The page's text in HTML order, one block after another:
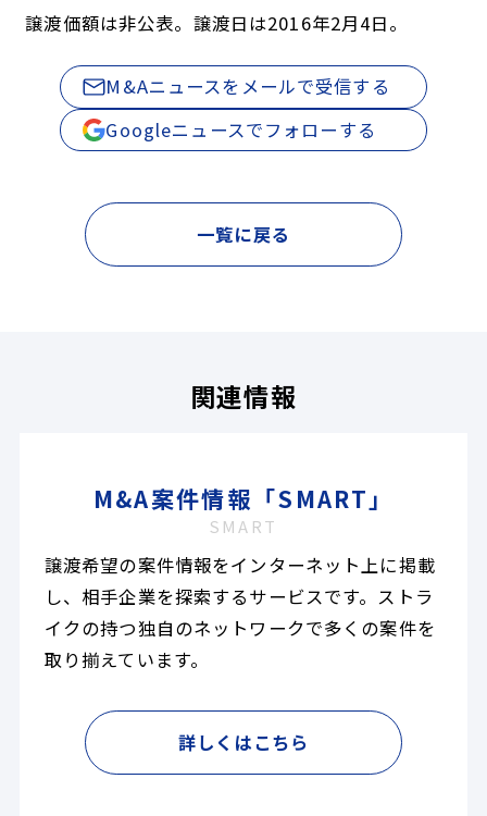
譲渡価額は非公表。譲渡日は2016年2月4日。
M&Aニュースをメールで受信する
Googleニュースでフォローする
一覧に戻る
関連情報
M&A案件情報「SMART」
SMART
譲渡希望の案件情報をインターネット上に掲載
し、相手企業を探索するサービスです。ストラ
イクの持つ独自のネットワークで多くの案件を
取り揃えています。
詳しくはこちら